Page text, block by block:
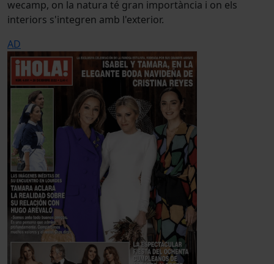
wecamp, on la natura té gran importància i on els
interiors s'integren amb l'exterior.
AD